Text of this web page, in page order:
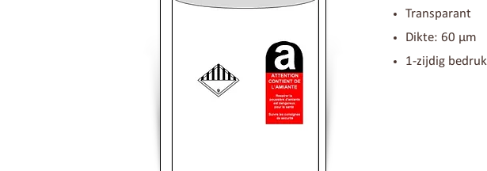
Transparant
Dikte: 60 µm
1-zijdig